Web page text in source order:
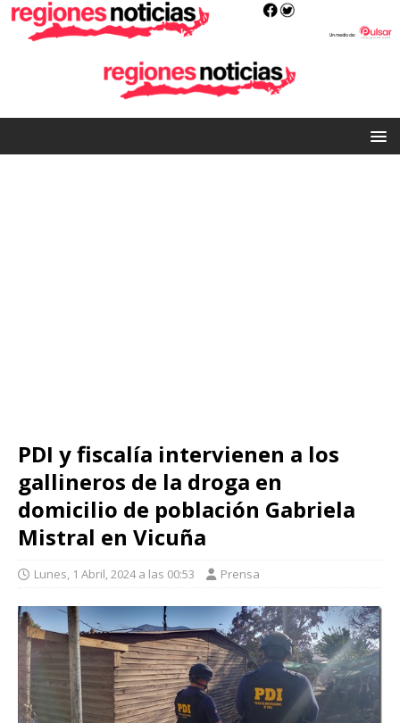
PDI y fiscalía intervienen a los
gallineros de la droga en
domicilio de población Gabriela
Mistral en Vicuña
Lunes, 1 Abril, 2024 a las 00:53 Prensa